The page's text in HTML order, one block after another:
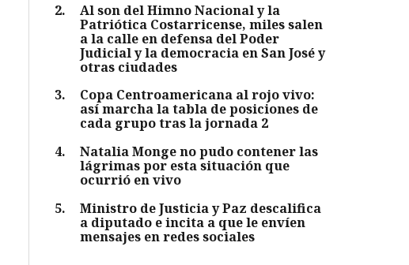
2.
Al son del Himno Nacional y la
Patriótica Costarricense, miles salen
a la calle en defensa del Poder
Judicial y la democracia en San José y
otras ciudades
3.
Copa Centroamericana al rojo vivo:
así marcha la tabla de posiciones de
cada grupo tras la jornada 2
4.
Natalia Monge no pudo contener las
lágrimas por esta situación que
ocurrió en vivo
5.
Ministro de Justicia y Paz descalifica
a diputado e incita a que le envíen
mensajes en redes sociales